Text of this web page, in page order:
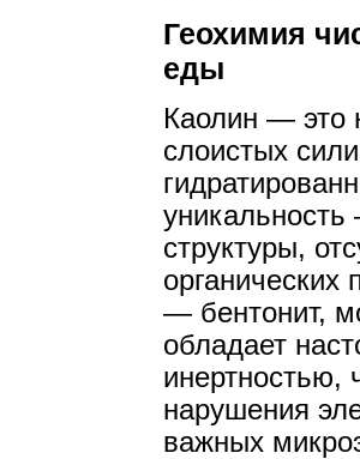
Геохимия
еды
Каолин — это
слоистых
уникальность
структуры,
— бентонит,
обладает
инертностью,
нарушения
важных